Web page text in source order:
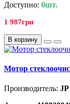
Доступно: 0шт.
1 987грн
В корзину
Мотор
Производитель: